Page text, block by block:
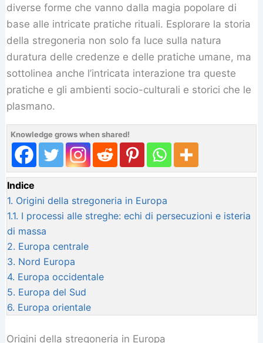
diverse forme che vanno dalla magia popolare di
base alle intricate pratiche rituali. Esplorare la storia
della stregoneria non solo fa luce sulla natura
duratura delle credenze e delle pratiche umane, ma
sottolinea anche l’intricata interazione tra queste
pratiche e gli ambienti socio-culturali e storici che le
plasmano.
Knowledge grows when shared!
Indice
1. Origini della stregoneria in Europa
1.1. I processi alle streghe: echi di persecuzioni e isteria
di massa
2. Europa centrale
3. Nord Europa
4. Europa occidentale
5. Europa del Sud
6. Europa orientale
Origini della stregoneria in Europa